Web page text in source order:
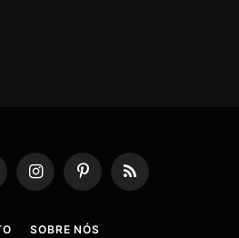
InstagramPinterestRSS
SOBRE NÓS